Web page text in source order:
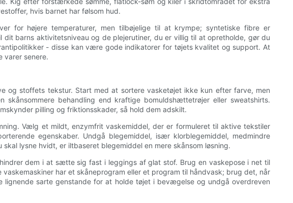
hvis barnet har følsom hud.
for højere temperaturer, men tilbøjelige til at krympe; syntetiske fibre er
barns aktivitetsniveau og de plejerutiner, du er villig til at opretholde, gør du
- disse kan være gode indikatorer for tøjets kvalitet og support. At
varer senere.
og stoffets tekstur. Start med at sortere vasketøjet ikke kun efter farve, men
behandling end kraftige bomuldshættetrøjer eller sweatshirts.
pilling og friktionsskader, så hold dem adskilt.
Vælg et mildt, enzymfrit vaskemiddel, der er formuleret til aktive tekstiler
egenskaber. Undgå blegemiddel, især klorblegemiddel, medmindre
lysne hvidt, er iltbaseret blegemiddel en mere skånsom løsning.
dem i at sætte sig fast i leggings af glat stof. Brug en vaskepose i net til
har et skåneprogram eller et program til håndvask; brug det, når
sarte genstande for at holde tøjet i bevægelse og undgå overdreven